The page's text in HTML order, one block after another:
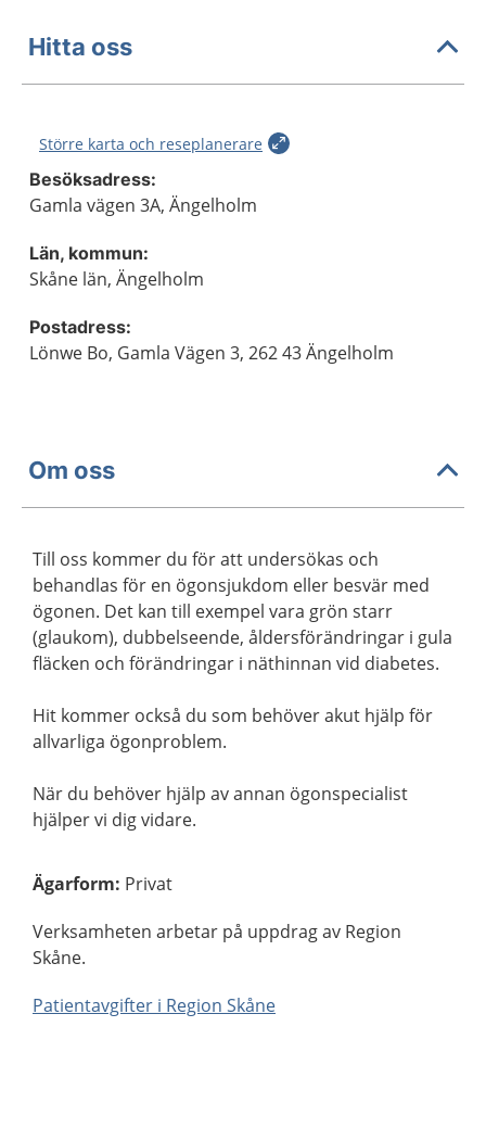
Hitta oss
Större karta och reseplanerare
Besöksadress:
Gamla vägen 3A, Ängelholm
Län, kommun:
Skåne län, Ängelholm
Postadress:
Lönwe Bo, Gamla Vägen 3, 262 43 Ängelholm
Om oss
Till oss kommer du för att undersökas och
behandlas för en ögonsjukdom eller besvär med
ögonen. Det kan till exempel vara grön starr
(glaukom), dubbelseende, åldersförändringar i gula
fläcken och förändringar i näthinnan vid diabetes.
Hit kommer också du som behöver akut hjälp för
allvarliga ögonproblem.
När du behöver hjälp av annan ögonspecialist
hjälper vi dig vidare.
Ägarform: Privat
Verksamheten arbetar på uppdrag av Region
Skåne.
Patientavgifter i Region Skåne